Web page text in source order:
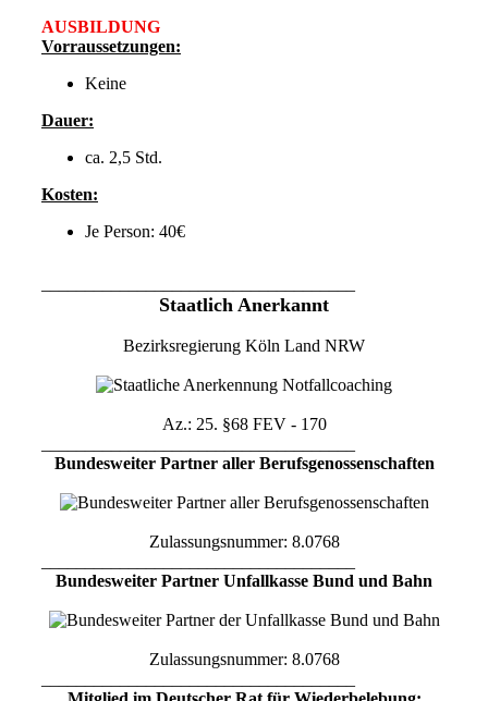
AUSBILDUNG
Vorraussetzungen:
Keine
Dauer:
ca. 2,5 Std.
Kosten:
Je Person: 40€
Staatlich Anerkannt
Bezirksregierung Köln Land NRW
Az.: 25. §68 FEV - 170
Bundesweiter Partner aller Berufsgenossenschaften
Zulassungsnummer: 8.0768
Bundesweiter Partner Unfallkasse Bund und Bahn
Zulassungsnummer: 8.0768